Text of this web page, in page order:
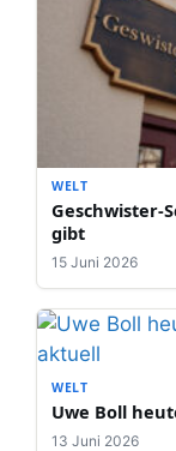
WELT
Geschwister-
gibt
15 Juni 2026
WELT
Uwe Boll
13 Juni 2026